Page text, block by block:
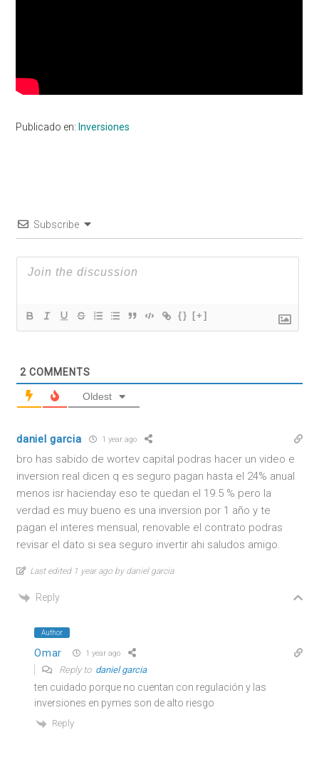
Publicado en: Inversiones
Subscribe
{} [+]
2 COMMENTS
Oldest
daniel garcia 1 year ago
bro has sabido de wortev capital podras hacer un video e
inversion real dicen q es seguro pagan hasta el 24% anual
menos isr hacienday eso te quedan el 19.5 % pero la
verdad es muy bueno es una inversion por 1 año y te
pagan el interes mensual, renovable el contrato podras
revisar el dato si sea seguro invertir ahi saludos amigo.
Last edited 1 year ago by daniel garcia
Reply
Author
Omar 1 year ago
Reply to daniel garcia
ten cuidado porque no cuentan con regulación y las
inversiones en pymes son de alto riesgo
Reply